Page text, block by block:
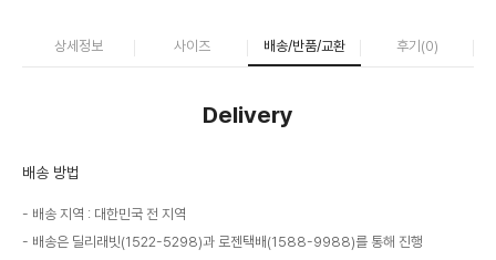
상세정보 사이즈 배송/반품/교환 후기(0)
Delivery
배송 방법
배송 지역 : 대한민국 전 지역
배송은 딜리래빗(1522-5298)과 로젠택배(1588-9988)를 통해 진행